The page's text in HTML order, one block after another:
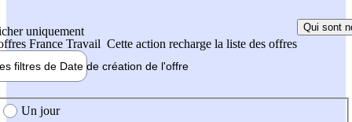
uniquement
France Travail Cette action recharge la liste des offres
Qui sont
filtres de Date de création de l'offre
création de l'offre
Un jour